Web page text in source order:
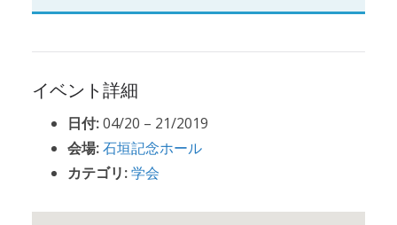
イベント詳細
日付:04/20 – 21/2019
会場:石垣記念ホール
カテゴリ:学会